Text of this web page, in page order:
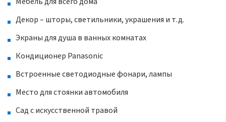
Декор – шторы, светильники, украшения и т.д.
Экраны для душа в ванных комнатах
Кондиционер Panasonic
Встроенные светодиодные фонари, лампы
Место для стоянки автомобиля
Сад с искусственной травой